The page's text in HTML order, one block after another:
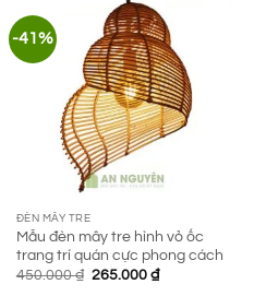
-41%
ĐÈN MÂY TRE
Mẫu đèn mây tre hình vỏ ốc
trang trí quán cực phong cách
450.000₫ Giá
265.000 ₫Giá